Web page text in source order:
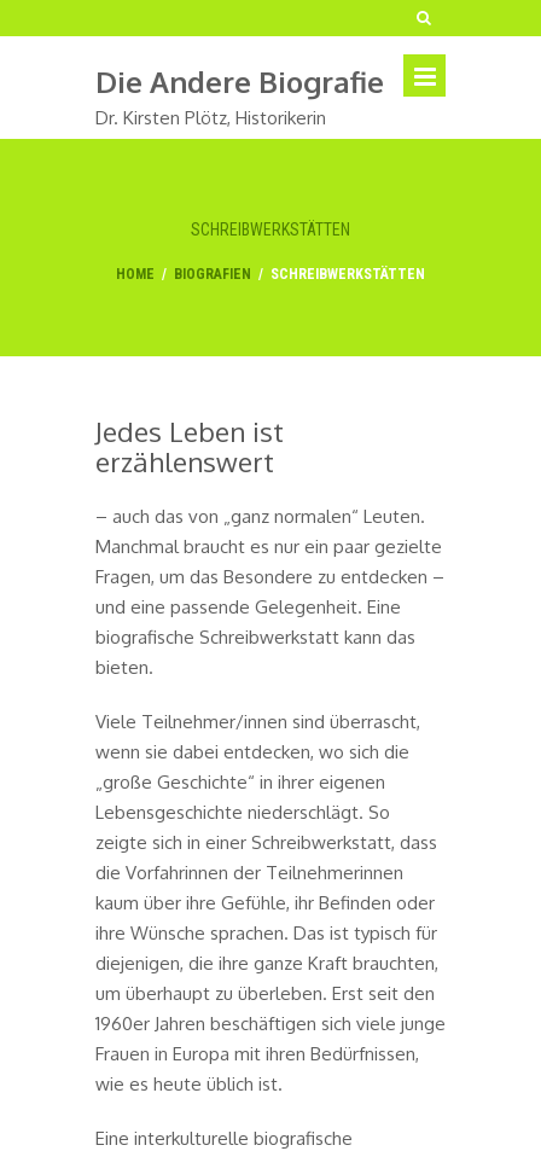
Die Andere Biografie
Dr. Kirsten Plötz, Historikerin
SCHREIBWERKSTÄTTEN
HOME / BIOGRAFIEN / SCHREIBWERKSTÄTTEN
Jedes Leben ist
erzählenswert
– auch das von „ganz normalen“ Leuten.
Manchmal braucht es nur ein paar gezielte
Fragen, um das Besondere zu entdecken –
und eine passende Gelegenheit. Eine
biografische Schreibwerkstatt kann das
bieten.
Viele Teilnehmer/innen sind überrascht,
wenn sie dabei entdecken, wo sich die
„große Geschichte“ in ihrer eigenen
Lebensgeschichte niederschlägt. So
zeigte sich in einer Schreibwerkstatt, dass
die Vorfahrinnen der Teilnehmerinnen
kaum über ihre Gefühle, ihr Befinden oder
ihre Wünsche sprachen. Das ist typisch für
diejenigen, die ihre ganze Kraft brauchten,
um überhaupt zu überleben. Erst seit den
1960er Jahren beschäftigen sich viele junge
Frauen in Europa mit ihren Bedürfnissen,
wie es heute üblich ist.
Eine interkulturelle biografische